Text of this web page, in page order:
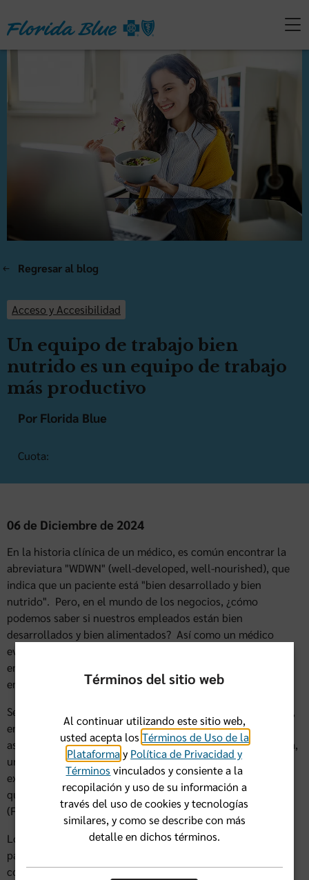
Regresar al blog
Acceso y Accesibilidad
Un equipo de trabajo bien
nutrido es un equipo de trabajo
más productivo
Por Florida Blue
Cuota:
06 de Diciembre de 2024
En la historia clínica de un médico, es común encontrar la
abreviatura "WDWN" (well-developed, well-nourished), que
indica que un paciente está "bien desarrollado y bien
nutrido". Pero, en el mundo de los negocios, ¿cómo
podemos saber si nuestros empleados están bien
desarrollados y bien alimentados? Así como un médico
evalúa la salud general de un paciente, los buenos líderes
empresariales deben examinar el bienestar de sus
empleados.
Según lo expresado por el emprendedor social, Tyler Norris,
en una entrevista con McKinsey Health Institute, "Creo que
así se manifiestan la espiritualidad y la salud: la pertenencia,
un lugar donde expresar un propósito, la capacidad de
experimentar asombro y maravilla, y de servir. Devolver lo
que somos de forma significativa a nuestra comunidad".
(Fuente:
Mckinsey)
Los empleados quieren sentirse orgullosos de las empresas
para las que trabajan. Cuando perciben que el bienestar
colectivo, la filantropía y el compromiso con la comunidad
Términos del sitio web
Al continuar utilizando este sitio web,
usted acepta los Términos de Uso de la
Plataformay Política de Privacidad y
Términos vinculados y consiente a la
recopilación y uso de su información a
través del uso de cookies y tecnologías
similares, y como se describe con más
detalle en dichos términos.